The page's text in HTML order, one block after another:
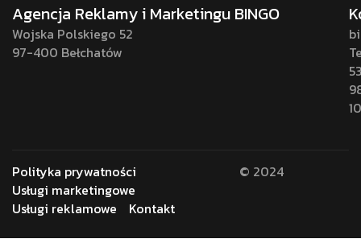
Agencja Reklamy i Marketingu BINGO
Wojska Polskiego 52
97-400 Bełchatów
© 2024
Polityka prywatności
Usługi marketingowe
Usługi reklamowe
Kontakt